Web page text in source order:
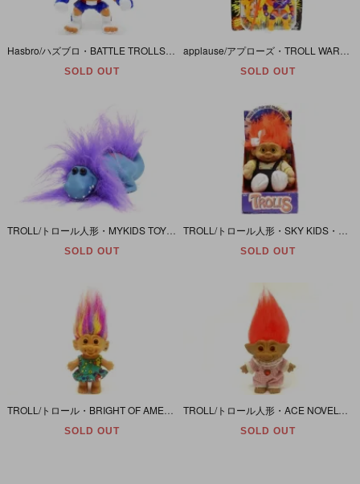
Hasbro/ハズブロ・BATTLE TROLLS/バトルトロール 「K.O. TROLL/ケーオートロール」
SOLD OUT SOLD OUT
TROLL/トロール人形・MYKIDS TOY/マイキッズトイ 「パープル×ブルー/DINO TROLLS・ディノ(ダイノ)トロール・恐竜」
SOLD OUT SOLD OUT
SOLD OUT SOLD OUT